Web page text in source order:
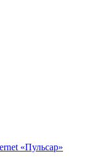
«Пульсар»